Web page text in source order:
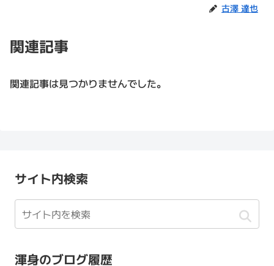
古澤 達也
関連記事
関連記事は見つかりませんでした。
サイト内検索
渾身のブログ履歴